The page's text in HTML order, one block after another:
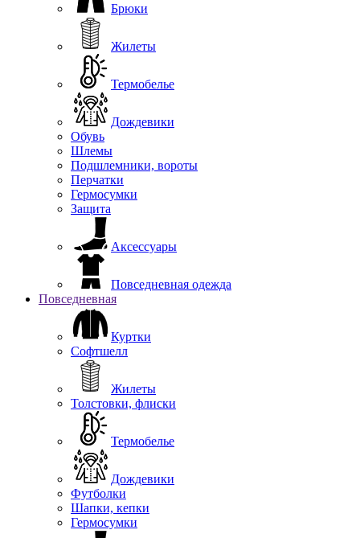
Брюки
Жилеты
Термобелье
Дождевики
Обувь
Шлемы
Подшлемники, вороты
Перчатки
Гермосумки
Защита
Аксессуары
Повседневная одежда
Повседневная
Куртки
Софтшелл
Жилеты
Толстовки, флиски
Термобелье
Дождевики
Футболки
Шапки, кепки
Гермосумки